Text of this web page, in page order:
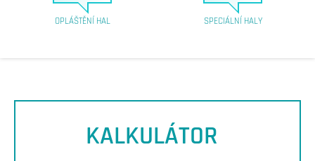
OPLÁŠTĚNÍ HAL SPECIÁLNÍ HALY
KALKULÁTOR